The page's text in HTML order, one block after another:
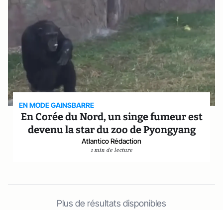
EN MODE GAINSBARRE
En Corée du Nord, un singe fumeur est
devenu la star du zoo de Pyongyang
Atlantico Rédaction
1 min de lecture
Plus de résultats disponibles